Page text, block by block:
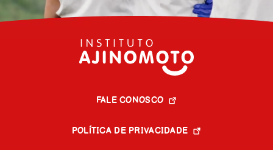
FALE CONOSCO
POLÍTICA DE PRIVACIDADE